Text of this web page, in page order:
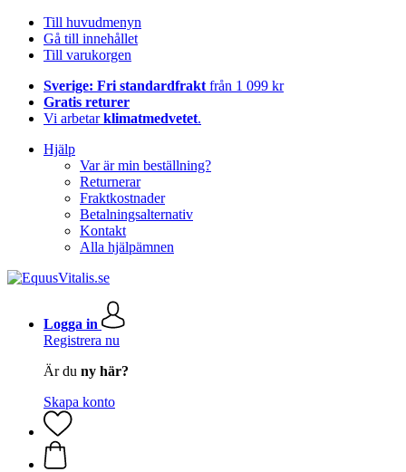
Till huvudmenyn
Gå till innehållet
Till varukorgen
Sverige: Fri standardfrakt från 1 099 kr
Gratis returer
Vi arbetarklimatmedvetet.
Hjälp
Var är min beställning?
Returnerar
Fraktkostnader
Betalningsalternativ
Kontakt
Alla hjälpämnen
Logga in
Registrera nu
Är du ny här?
Skapa konto